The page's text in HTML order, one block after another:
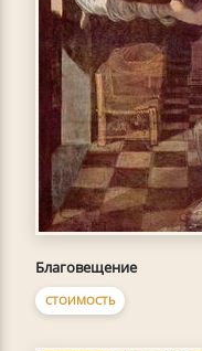
Благовещение
СТОИМОСТЬ